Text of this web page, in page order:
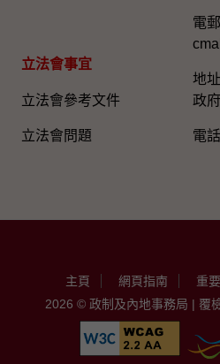
立法會事宜
立法會參考文件
立法會問題
電郵
地
政
電
主頁 網頁指南 重
2026 © 政制及內地事務局 | 覆